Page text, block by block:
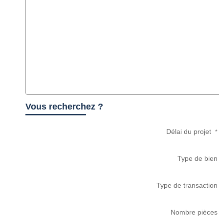
Vous recherchez ?
Délai du projet*
Type de bien
Type de transaction
Nombre pièces